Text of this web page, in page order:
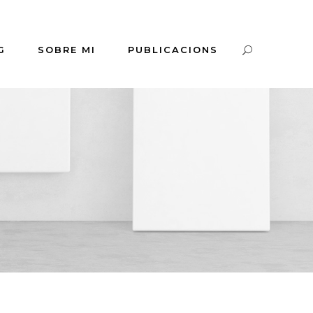
SOBRE MI PUBLICACIONS